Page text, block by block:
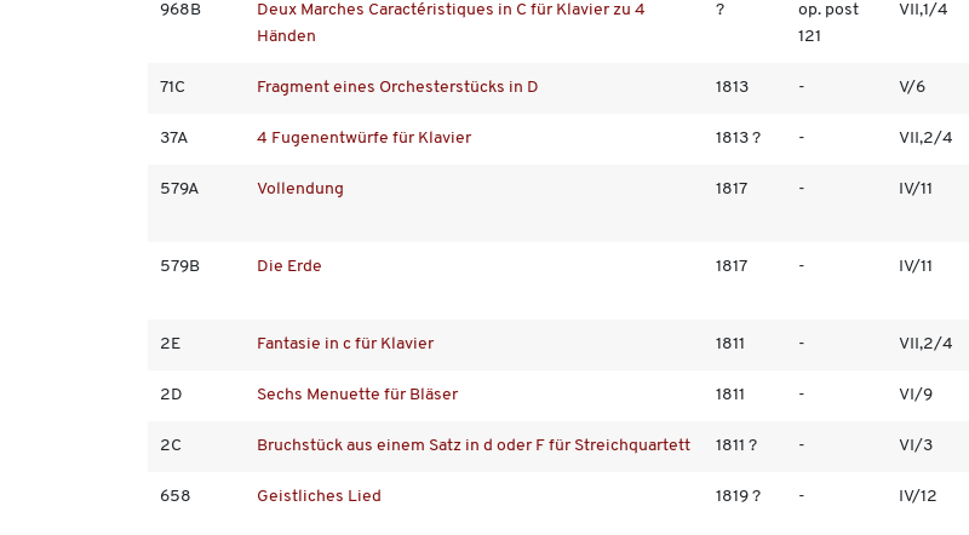
968B
Deux Marches Caractéristiques in C für Klavier zu 4
Händen
?
op. post
121
VII,1/4
71C Fragment eines Orchesterstücks in D 1813 - V/6
37A 4 Fugenentwürfe für Klavier 1813 ? - VII,2/4
579A Vollendung 1817 - IV/11
579B Die Erde 1817 - IV/11
2E Fantasie in c für Klavier 1811 - VII,2/4
2D Sechs Menuette für Bläser 1811 - VI/9
2C Bruchstück aus einem Satz in d oder F für Streichquartett 1811 ? - VI/3
658 Geistliches Lied 1819 ? - IV/12